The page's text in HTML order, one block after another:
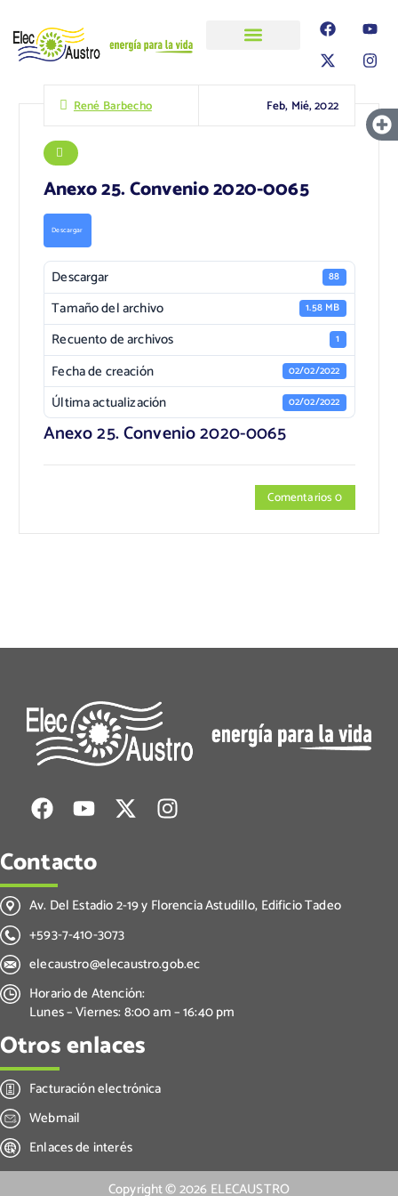
René Barbecho Feb, Mié, 2022
Anexo 25. Convenio 2020-0065
Descargar
Descargar 88
Tamaño del archivo 1.58 MB
Recuento de archivos 1
Fecha de creación 02/02/2022
Última actualización 02/02/2022
Anexo 25. Convenio 2020-0065
Comentarios 0
Contacto
Av. Del Estadio 2-19 y Florencia Astudillo, Edificio Tadeo
+593-7-410-3073
elecaustro@elecaustro.gob.ec
Horario de Atención:
Lunes – Viernes: 8:00 am – 16:40 pm
Otros enlaces
Facturación electrónica
Webmail
Enlaces de interés
Copyright ©2026 ELECAUSTRO